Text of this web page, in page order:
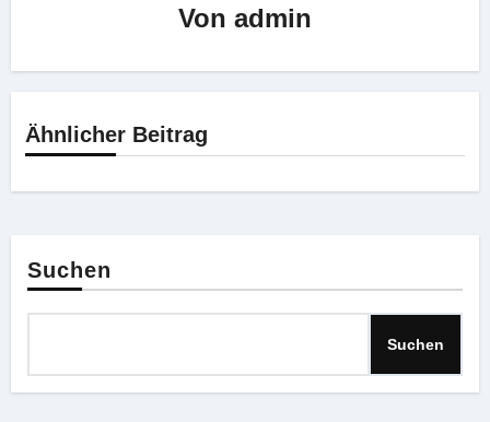
Von admin
Ähnlicher Beitrag
Suchen
Suchen